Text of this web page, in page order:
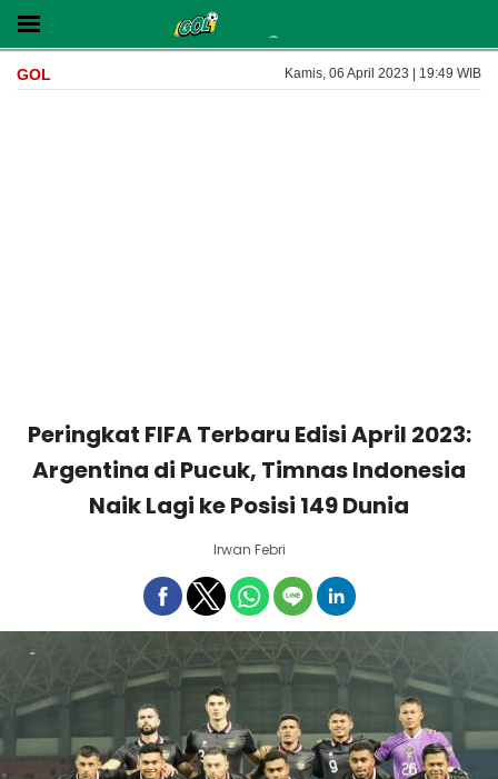
GOL Kamis, 06 April 2023 | 19:49 WIB
Peringkat FIFA Terbaru Edisi April 2023:
Argentina di Pucuk, Timnas Indonesia
Naik Lagi ke Posisi 149 Dunia
Irwan Febri